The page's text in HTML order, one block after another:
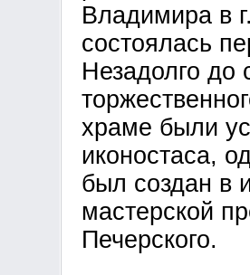
Владимира в
состоялась
Незадолго до
храме были
иконостаса,
был создан в
мастерской
Печерского.